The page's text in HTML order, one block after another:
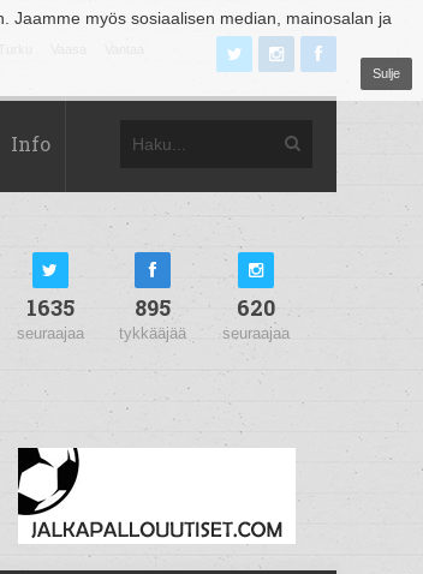
Jaamme myös sosiaalisen median, mainosalan ja
Sulje
Info
1635
seuraajaa
895
tykkääjää
620
seuraajaa